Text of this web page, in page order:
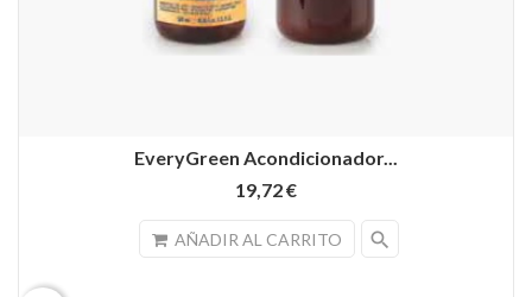
EveryGreen Acondicionador...
19,72 €
AÑADIR AL CARRITO search